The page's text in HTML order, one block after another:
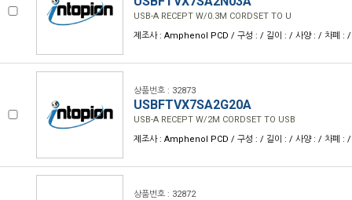
USB-A RECEPT W/0.3M CORDSET TO U
제조사 : Amphenol PCD / 구성 : / 길이 : / 사양 : / 차폐 : /
상품번호 : 32873
USBFTVX7SA2G20A
USB-A RECEPT W/2M CORDSET TO USB
제조사 : Amphenol PCD / 구성 : / 길이 : / 사양 : / 차폐 : /
상품번호 : 32872